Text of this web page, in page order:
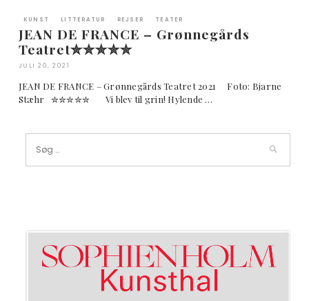
KUNST LITTERATUR REJSER TEATER
JEAN DE FRANCE – Grønnegårds
Teatret✮✮✮✮✮
JULI 20, 2021
JEAN DE FRANCE – Grønnegårds Teatret 2021 Foto: Bjarne
Stæhr ✮✮✮✮✮ Vi blev til grin! Hylende …